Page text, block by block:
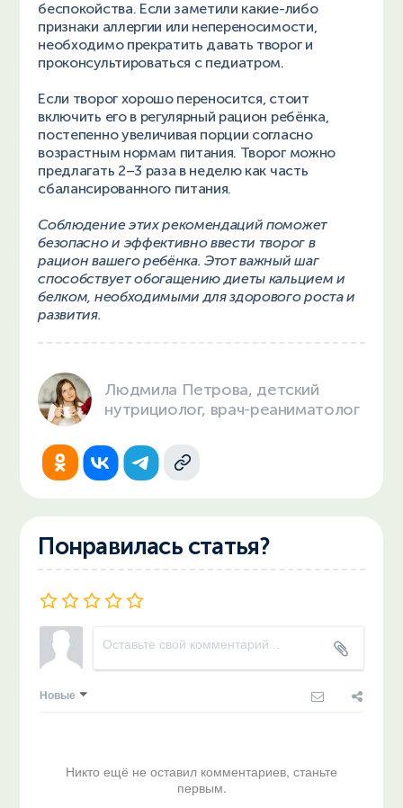
беспокойства. Если заметили какие-либо
признаки аллергии или непереносимости,
необходимо прекратить давать творог и
проконсультироваться с педиатром.
Если творог хорошо переносится, стоит
включить его в регулярный рацион ребёнка,
постепенно увеличивая порции согласно
возрастным нормам питания. Творог можно
предлагать 2–3 раза в неделю как часть
сбалансированного питания.
Соблюдение этих рекомендаций поможет
безопасно и эффективно ввести творог в
рацион вашего ребёнка. Этот важный шаг
способствует обогащению диеты кальцием и
белком, необходимыми для здорового роста и
развития.
Людмила Петрова, детский
нутрициолог, врач-реаниматолог
Понравилась статья?
Новые
Никто ещё не оставил комментариев, станьте
первым.